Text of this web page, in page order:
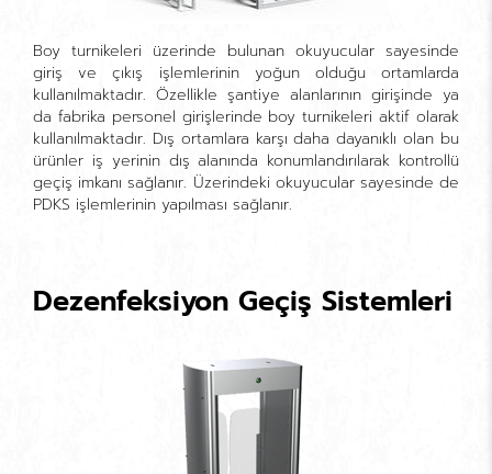
Boy turnikeleri üzerinde bulunan okuyucular sayesinde
giriş ve çıkış işlemlerinin yoğun olduğu ortamlarda
kullanılmaktadır. Özellikle şantiye alanlarının girişinde ya
da fabrika personel girişlerinde boy turnikeleri aktif olarak
kullanılmaktadır. Dış ortamlara karşı daha dayanıklı olan bu
ürünler iş yerinin dış alanında konumlandırılarak kontrollü
geçiş imkanı sağlanır. Üzerindeki okuyucular sayesinde de
PDKS işlemlerinin yapılması sağlanır.
Dezenfeksiyon Geçiş Sistemleri